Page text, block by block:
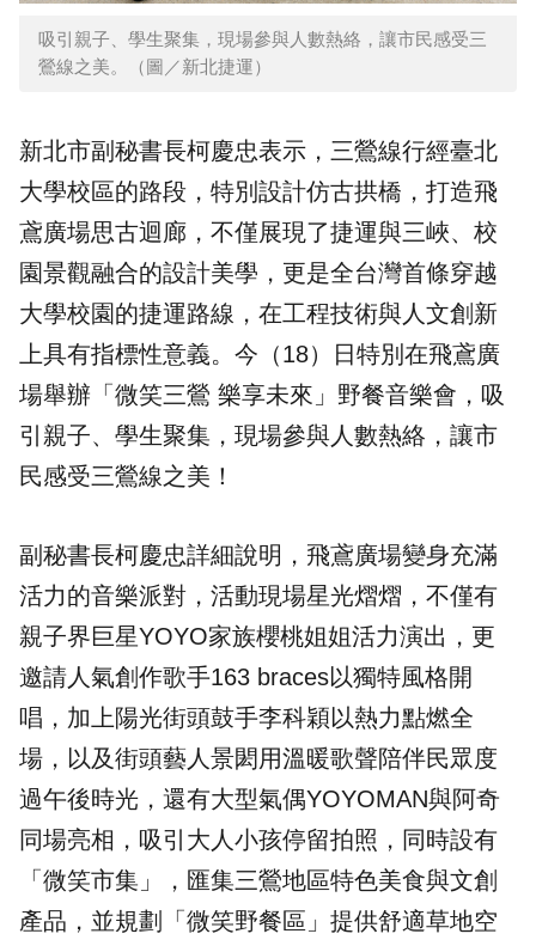
吸引親子、學生聚集，現場參與人數熱絡，讓市民感受三
鶯線之美。（圖／新北捷運）
新北市副秘書長柯慶忠表示，三鶯線行經臺北
大學校區的路段，特別設計仿古拱橋，打造飛
鳶廣場思古迴廊，不僅展現了捷運與三峽、校
園景觀融合的設計美學，更是全台灣首條穿越
大學校園的捷運路線，在工程技術與人文創新
上具有指標性意義。今（18）日特別在飛鳶廣
場舉辦「微笑三鶯 樂享未來」野餐音樂會，吸
引親子、學生聚集，現場參與人數熱絡，讓市
民感受三鶯線之美！
副秘書長柯慶忠詳細說明，飛鳶廣場變身充滿
活力的音樂派對，活動現場星光熠熠，不僅有
親子界巨星YOYO家族櫻桃姐姐活力演出，更
邀請人氣創作歌手163 braces以獨特風格開
唱，加上陽光街頭鼓手李科穎以熱力點燃全
場，以及街頭藝人景閎用溫暖歌聲陪伴民眾度
過午後時光，還有大型氣偶YOYOMAN與阿奇
同場亮相，吸引大人小孩停留拍照，同時設有
「微笑市集 」，匯集三鶯地區特色美食與文創
產品，並規劃「微笑野餐區」提供舒適草地空